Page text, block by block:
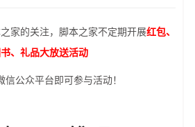
家的关注，脚本之家不定期开展红包、
书、礼品大放送活动
信公众平台即可参与活动！